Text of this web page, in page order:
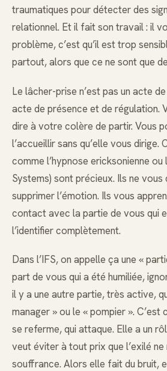
traumatiques pour détecter des
relationnel. Et il fait son travail : il
problème, c’est qu’il est trop
partout, alors que ce ne sont que
Le lâcher-prise n’est pas un acte
acte de présence et de régulation.
dire à votre colère de partir. Vous
l’accueillir sans qu’elle vous dirige.
comme l’hypnose ericksonienne ou
Systems) sont précieux. Ils ne vous
supprimer l’émotion. Ils vous
contact avec la partie de vous qui
l’identifier complètement.
Dans l’IFS, on appelle ça une «
part de vous qui a été humiliée,
il y a une autre partie, très active,
manager » ou le « pompier ». C’est
se referme, qui attaque. Elle a un
veut éviter à tout prix que l’exilé
souffrance. Alors elle fait du bruit,